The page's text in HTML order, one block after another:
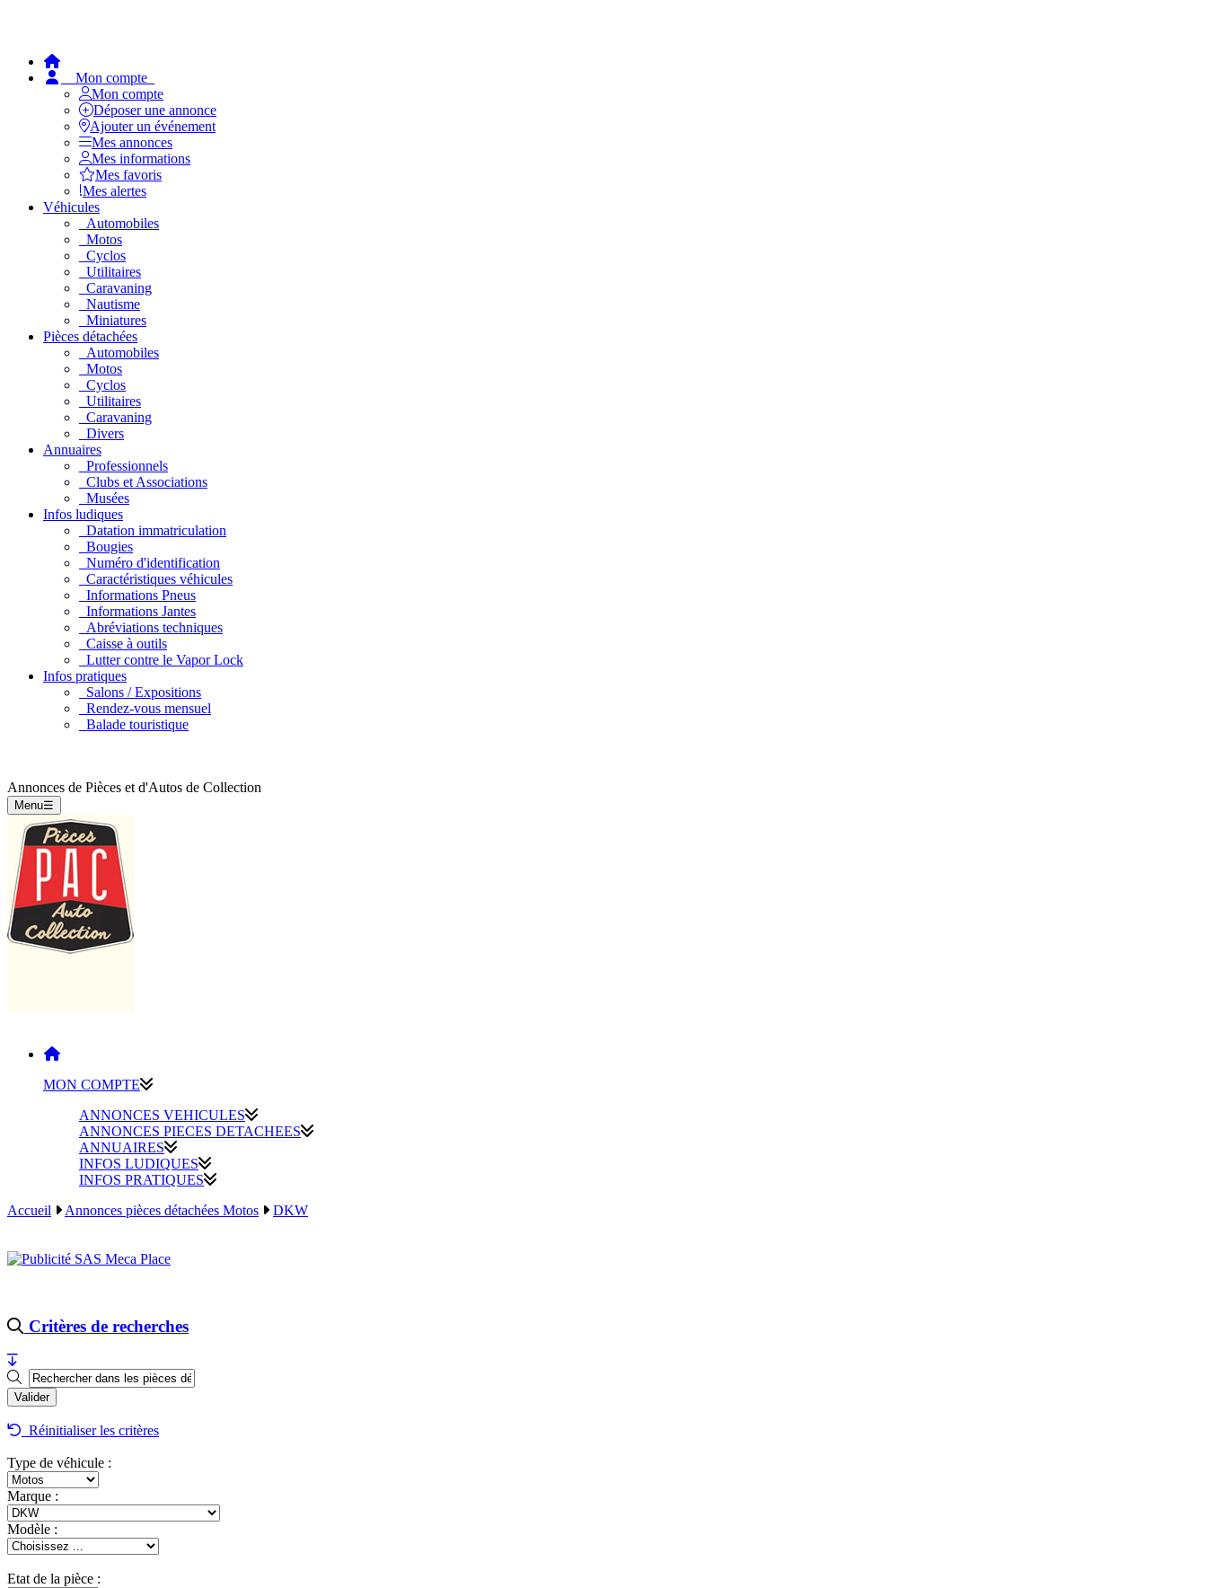
Mon compte
Mon compte
Déposer une annonce
Ajouter un événement
Mes annonces
Mes informations
Mes favoris
Mes alertes
Véhicules
Automobiles
Motos
Cyclos
Utilitaires
Caravaning
Nautisme
Miniatures
Pièces détachées
Automobiles
Motos
Cyclos
Utilitaires
Caravaning
Divers
Annuaires
Professionnels
Clubs et Associations
Musées
Infos ludiques
Datation immatriculation
Bougies
Numéro d'identification
Caractéristiques véhicules
Informations Pneus
Informations Jantes
Abréviations techniques
Caisse à outils
Lutter contre le Vapor Lock
Infos pratiques
Salons / Expositions
Rendez-vous mensuel
Balade touristique
Annonces de Pièces et d'Autos de Collection
Menu☰
MON COMPTE
ANNONCES VEHICULES
ANNONCES PIECES DETACHEES
ANNUAIRES
INFOS LUDIQUES
INFOS PRATIQUES
Accueil
Annonces pièces détachées Motos DKW
Critères de recherches
Réinitialiser les critères
Type de véhicule :
Marque :
Modèle :
Etat de la pièce :